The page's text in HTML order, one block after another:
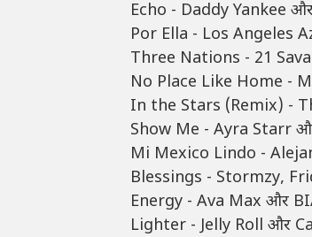
Echo - Daddy Yankee
Por Ella - Los Angeles
Three Nations - 21
No Place Like Home -
In the Stars (Remix) -
Show Me - Ayra Starr
Mi Mexico Lindo -
Blessings - Stormzy,
Energy - Ava Max और
Lighter - Jelly Roll और